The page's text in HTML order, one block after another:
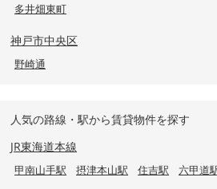
多井畑東町
神戸市中央区
野崎通
人気の路線・駅から賃貸物件を探す
JR東海道本線
甲南山手駅 摂津本山駅 住吉駅 六甲道